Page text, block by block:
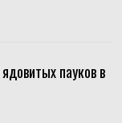
пауков в